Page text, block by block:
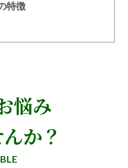
特徴
悩み
か？